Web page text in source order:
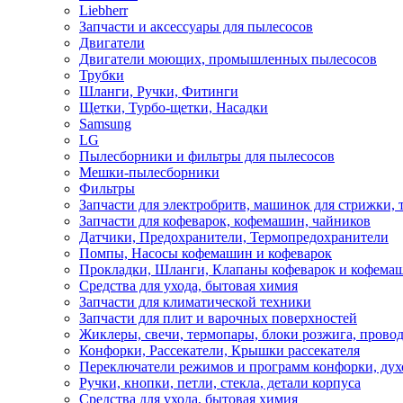
Liebherr
Запчасти и аксессуары для пылесосов
Двигатели
Двигатели моющих, промышленных пылесосов
Трубки
Шланги, Ручки, Фитинги
Щетки, Турбо-щетки, Насадки
Samsung
LG
Пылесборники и фильтры для пылесосов
Мешки-пылесборники
Фильтры
Запчасти для электробритв, машинок для стрижки,
Запчасти для кофеварок, кофемашин, чайников
Датчики, Предохранители, Термопредохранители
Помпы, Насосы кофемашин и кофеварок
Прокладки, Шланги, Клапаны кофеварок и
Средства для ухода, бытовая химия
Запчасти для климатической техники
Запчасти для плит и варочных поверхностей
Жиклеры, свечи, термопары, блоки розжига,
Конфорки, Рассекатели, Крышки рассекателя
Переключатели режимов и программ конфорки,
Ручки, кнопки, петли, стекла, детали корпуса
Средства для ухода, бытовая химия